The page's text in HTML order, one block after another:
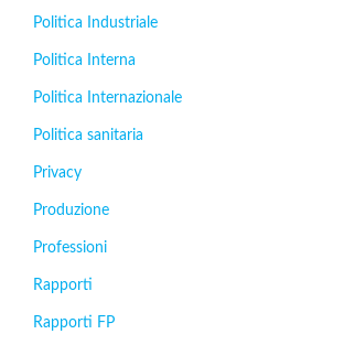
Politica Industriale
Politica Interna
Politica Internazionale
Politica sanitaria
Privacy
Produzione
Professioni
Rapporti
Rapporti FP